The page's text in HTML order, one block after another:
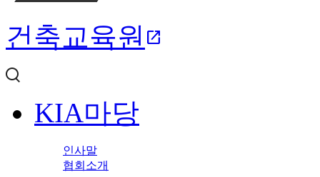
건축교육원 open_in_new
KIA마당
인사말
협회소개